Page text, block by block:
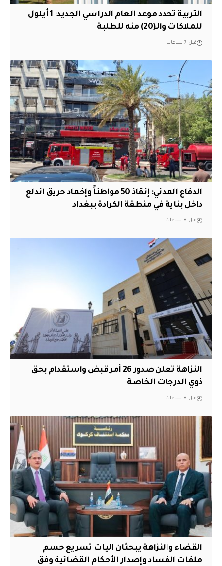
التربية تحدد موعد العام الدراسي الجديد: 1 أيلول
للملاكات والـ(20) منه للطلبة
قبل 7 ساعات
الدفاع المدني: إنقاذ 50 مواطناً وإخماد حريق اندلع
داخل بناية في منطقة الكرادة ببغداد
قبل 8 ساعات
النزاهة تعلن صدور 26 أمر قبض واستقدام بحق
ذوي الدرجات الخاصة
قبل 8 ساعات
القضاء والنزاهة يبحثان آليات تسريع حسم
ملفات الفساد وإصدار الأحكام القضائية وفق